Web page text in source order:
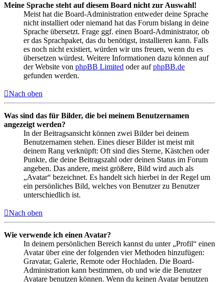
Meine Sprache steht auf diesem Board nicht zur Auswahl!
Meist hat die Board-Administration entweder deine Sprache
nicht installiert oder niemand hat das Forum bislang in deine
Sprache übersetzt. Frage ggf. einen Board-Administrator, ob
er das Sprachpaket, das du benötigst, installieren kann. Falls
es noch nicht existiert, würden wir uns freuen, wenn du es
übersetzen würdest. Weitere Informationen dazu können auf
der Website von phpBB Limited oder aufphpBB.de
gefunden werden.
Nach oben
Was sind das für Bilder, die bei meinem Benutzernamen
angezeigt werden?
In der Beitragsansicht können zwei Bilder bei deinem
Benutzernamen stehen. Eines dieser Bilder ist meist mit
deinem Rang verknüpft: Oft sind dies Sterne, Kästchen oder
Punkte, die deine Beitragszahl oder deinen Status im Forum
angeben. Das andere, meist größere, Bild wird auch als
„Avatar“ bezeichnet. Es handelt sich hierbei in der Regel um
ein persönliches Bild, welches von Benutzer zu Benutzer
unterschiedlich ist.
Nach oben
Wie verwende ich einen Avatar?
In deinem persönlichen Bereich kannst du unter „Profil“ einen
Avatar über eine der folgenden vier Methoden hinzufügen:
Gravatar, Galerie, Remote oder Hochladen. Die Board-
Administration kann bestimmen, ob und wie die Benutzer
Avatare benutzen können. Wenn du keinen Avatar benutzen